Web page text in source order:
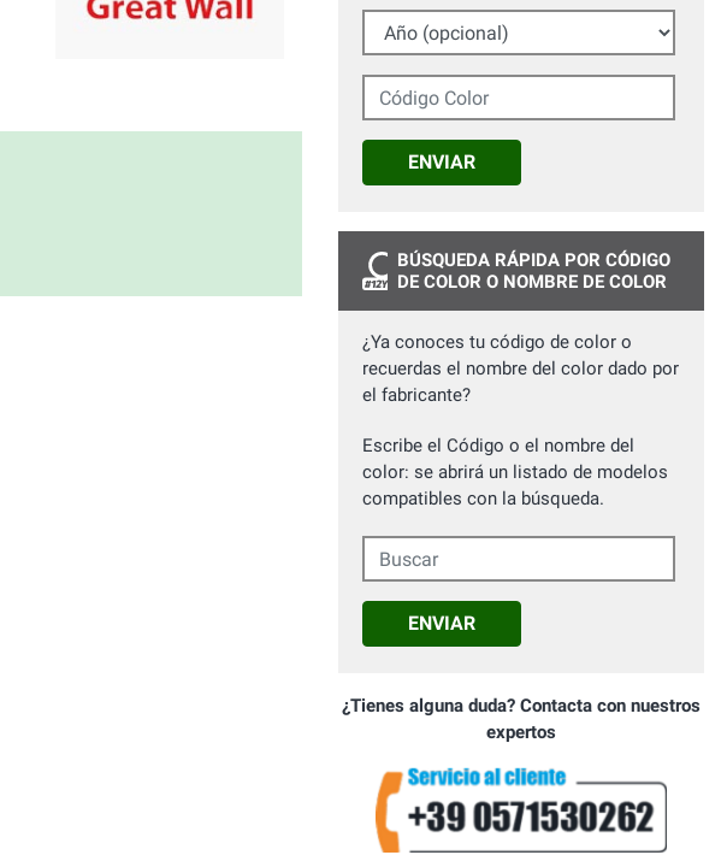
Año (opcional)
Código Color
ENVIAR
BÚSQUEDA RÁPIDA POR CÓDIGO
DE COLOR O NOMBRE DE COLOR
¿Ya conoces tu código de color o
recuerdas el nombre del color dado por
el fabricante?
Escribe el Código o el nombre del
color: se abrirá un listado de modelos
compatibles con la búsqueda.
Buscar
ENVIAR
¿Tienes alguna duda? Contacta con nuestros
expertos